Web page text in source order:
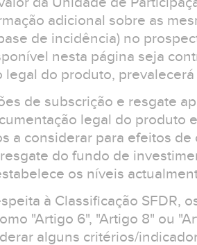
adicional sobre as
de incidência) no
nesta página seja
legal do produto,
de subscrição e resgate
legal do produto
a considerar para efeitos
do fundo de
os níveis
à Classificação SFDR,
"Artigo 6", "Artigo 8" ou
alguns critérios/